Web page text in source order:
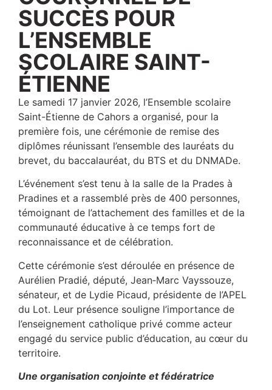
SUCCÈS POUR
L’ENSEMBLE
SCOLAIRE SAINT-
ÉTIENNE
Le samedi 17 janvier 2026, l’Ensemble scolaire
Saint-Étienne de Cahors a organisé, pour la
première fois, une cérémonie de remise des
diplômes réunissant l’ensemble des lauréats du
brevet, du baccalauréat, du BTS et du DNMADe.
L’événement s’est tenu à la salle de la Prades à
Pradines et a rassemblé près de 400 personnes,
témoignant de l’attachement des familles et de la
communauté éducative à ce temps fort de
reconnaissance et de célébration.
Cette cérémonie s’est déroulée en présence de
Aurélien Pradié, député, Jean‑Marc Vayssouze,
sénateur, et de Lydie Picaud, présidente de l’APEL
du Lot. Leur présence souligne l’importance de
l’enseignement catholique privé comme acteur
engagé du service public d’éducation, au cœur du
territoire.
Une organisation conjointe et fédératrice